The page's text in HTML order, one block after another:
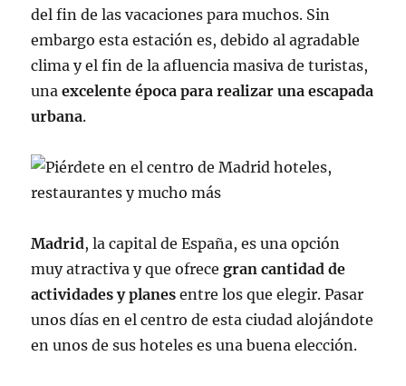
del fin de las vacaciones para muchos. Sin
embargo esta estación es, debido al agradable
clima y el fin de la afluencia masiva de turistas,
unaexcelente época para realizar una escapada
urbana.
Madrid, la capital de España, es una opción
muy atractiva y que ofrecegran cantidad de
actividades y planes entre los que elegir. Pasar
unos días en el centro de esta ciudad alojándote
en unos de sus hoteles es una buena elección.